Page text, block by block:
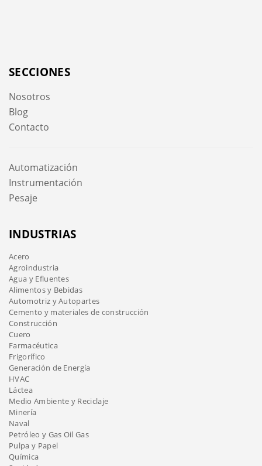
SECCIONES
Nosotros
Blog
Contacto
Automatización
Instrumentación
Pesaje
INDUSTRIAS
Acero
Agroindustria
Agua y Efluentes
Alimentos y Bebidas
Automotriz y Autopartes
Cemento y materiales de construcción
Construcción
Cuero
Farmacéutica
Frigorífico
Generación de Energía
HVAC
Láctea
Medio Ambiente y Reciclaje
Minería
Naval
Petróleo y Gas Oil Gas
Pulpa y Papel
Química